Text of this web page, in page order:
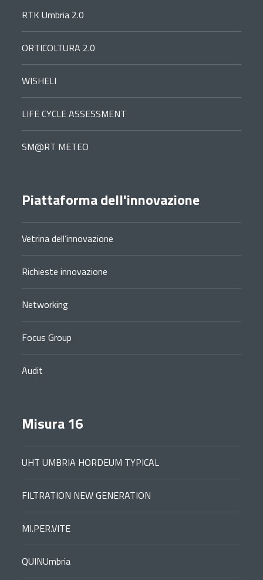
RTK Umbria 2.0
ORTICOLTURA 2.0
WISHELI
LIFE CYCLE ASSESSMENT
SM@RT METEO
Piattaforma dell'innovazione
Vetrina dell’innovazione
Richieste innovazione
Networking
Focus Group
Audit
Misura 16
UHT UMBRIA HORDEUM TYPICAL
FILTRATION NEW GENERATION
MI.PER.VITE
QUINUmbria